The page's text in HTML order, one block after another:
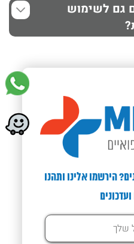
גם לשימוש
הירשמו אלינו ותהנו